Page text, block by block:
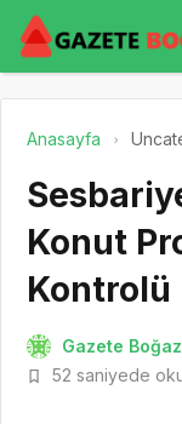
Anasayfa
Konut
Kontrolü
Gazete Boğaz
52 saniyede